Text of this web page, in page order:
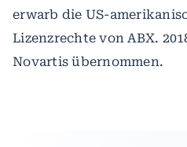
erwarb die US-
Lizenzrechte von ABX.
Novartis übernommen.